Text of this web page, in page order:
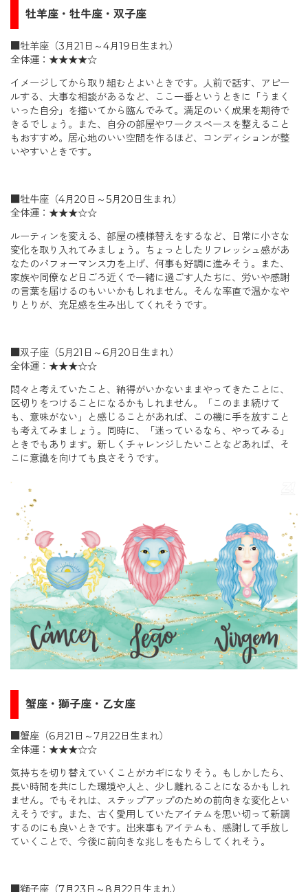
牡羊座・牡牛座・双子座
■牡羊座（3月21日～4月19日生まれ）
全体運：★★★★☆
イメージしてから取り組むとよいときです。人前で話す、アピー
ルする、大事な相談があるなど、ここ一番というときに「うまく
いった自分」を描いてから臨んでみて。満足のいく成果を期待で
きるでしょう。また、自分の部屋やワークスペースを整えること
もおすすめ。居心地のいい空間を作るほど、コンディションが整
いやすいときです。
■牡牛座（4月20日～5月20日生まれ）
全体運：★★★☆☆
ルーティンを変える、部屋の模様替えをするなど、日常に小さな
変化を取り入れてみましょう。ちょっとしたリフレッシュ感があ
なたのパフォーマンス力を上げ、何事も好調に進みそう。また、
家族や同僚など日ごろ近くで一緒に過ごす人たちに、労いや感謝
の言葉を届けるのもいいかもしれません。そんな率直で温かなや
りとりが、充足感を生み出してくれそうです。
■双子座（5月21日～6月20日生まれ）
全体運：★★★☆☆
悶々と考えていたこと、納得がいかないままやってきたことに、
区切りをつけることになるかもしれません。「このまま続けて
も、意味がない」と感じることがあれば、この機に手を放すこと
も考えてみましょう。同時に、「迷っているなら、やってみる」
ときでもあります。新しくチャレンジしたいことなどあれば、そ
こに意識を向けても良さそうです。
蟹座・獅子座・乙女座
■蟹座（6月21日～7月22日生まれ）
全体運：★★★☆☆
気持ちを切り替えていくことがカギになりそう。もしかしたら、
長い時間を共にした環境や人と、少し離れることになるかもしれ
ません。でもそれは、ステップアップのための前向きな変化とい
えそうです。また、古く愛用していたアイテムを思い切って新調
するのにも良いときです。出来事もアイテムも、感謝して手放し
ていくことで、今後に前向きな兆しをもたらしてくれそう。
■獅子座（7月23日～8月22日生まれ）